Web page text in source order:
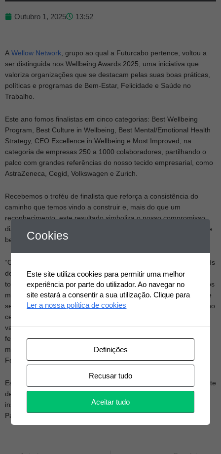
Outubro 1, 2025 13:52
A Wellow Network, grupo ao qual a Futurcabo pertence, voltou a
ser distinguida nos Wellbeing Awards 2025, uma iniciativa que
valoriza organizações que se destacam pelas suas boas práticas,
políticas e programas de Bem-Estar, Felicidade e Saúde no
Trabalho.
Este ano fomos finalistas em cinco categorias: Best Wellbeing
Program, Best Culture in Wellbeing, Best Mental/Emotional Health
Strategy, CEO Excellence in Wellbeing e Most Improved, na
categoria de empresas 250 a 1000 colaboradores, partilhando o
palco com grandes referências do nosso tecido empresarial, como
AstraZeneca, Cegid, Volkswagen e Zurich.
Recebemos o troféu de finalista que reforça a consistência do
caminho que temos vindo a construir e, mais do que um
reconhecimento, este resultado simboliza o nosso compromisso
diário em colocar as pessoas no centro, cultivando uma cultura de
bem-estar, equilíbrio e desenvolvimento sustentável.
“Os resultados obtidos pela Wellow Network, nos Wellbeing Awards
de 2025, devem ser sentidos com enorme orgulho por parte de
todos os que fazem parte deste ecossistema tão especial. Não nos
movem os prémios ou as distinções externas, mas não deixam de
ser claramente um sinal de que a Wellow Network está no caminho
certo, no que diz respeito à forma como consegue que os seus
valores estejam presentes nas várias boas práticas, programas e
ferramentas que temos implementados e continuaremos a
melhorar de forma contínua ao nível da Saúde, Bem-Estar e
Felicidade no trabalho.”
Estamos comprometidos em continuar a proporcionar um ambiente
de trabalho onde as pessoas se sintam valorizadas, motivadas e
inspiradas a atingir o seu máximo potencial.
Parabéns a todos os que tornam possível este caminho!
Cookies
Este site utiliza cookies para permitir uma melhor
experiência por parte do utilizador. Ao navegar no
site estará a consentir a sua utilização. Clique para
Ler a nossa política de cookies
Definições
Recusar tudo
Aceitar tudo